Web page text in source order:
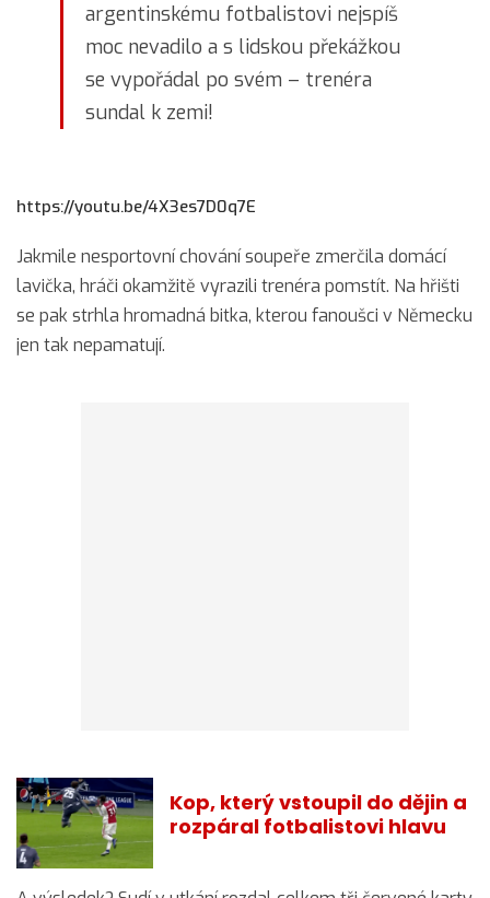
argentinskému fotbalistovi nejspíš
moc nevadilo a s lidskou překážkou
se vypořádal po svém – trenéra
sundal k zemi!
https://youtu.be/4X3es7D0q7E
Jakmile nesportovní chování soupeře zmerčila domácí
lavička, hráči okamžitě vyrazili trenéra pomstít. Na hřišti
se pak strhla hromadná bitka, kterou fanoušci v Německu
jen tak nepamatují.
Kop, který vstoupil do dějin a
rozpáral fotbalistovi hlavu